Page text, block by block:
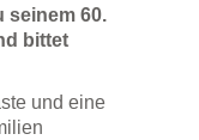
seinem 60.
bittet
und eine